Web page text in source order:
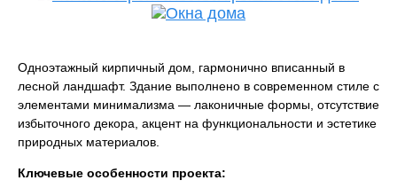
Одноэтажный кирпичный дом, гармонично вписанный в
лесной ландшафт. Здание выполнено в современном стиле с
элементами минимализма — лаконичные формы, отсутствие
избыточного декора, акцент на функциональности и эстетике
природных материалов.
Ключевые особенности проекта: